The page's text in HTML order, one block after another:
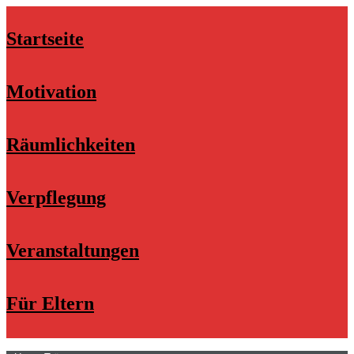
Startseite
Motivation
Räumlichkeiten
Verpflegung
Veranstaltungen
Für Eltern